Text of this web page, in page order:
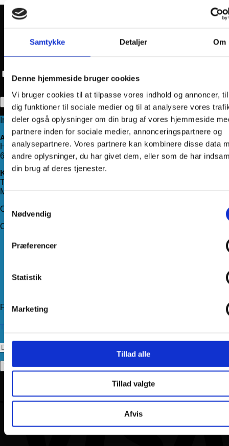
Samtykke Detaljer Om
Denne hjemmeside bruger cookies
Vi bruger cookies til at tilpasse vores indhold og annoncer,
dig funktioner til sociale medier og til at analysere vores
deler også oplysninger om din brug af vores hjemmeside
partnere inden for sociale medier, annonceringspartnere og
analysepartnere. Vores partnere kan kombinere disse data
andre oplysninger, du har givet dem, eller som de har
din brug af deres tjenester.
Nødvendig
Præferencer
Statistik
Marketing
Tillad alle
Tillad valgte
Afvis
Navn*
Websted
Gem mit navn, mail og websted i denne browser til næste
gang jeg kommenterer.
Information
Adresse
Haderslevvej 78, st.
6200 Aabenraa
Kontakt os
Telefon:
Mail:
CVR: 33994680
Om Hjemmeudstyr
Om os
Returnering
Følg os